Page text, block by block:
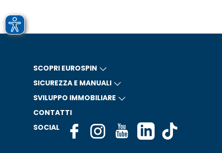
SCOPRI EUROSPIN
SICUREZZA E MANUALI
SVILUPPO IMMOBILIARE
CONTATTI
SOCIAL